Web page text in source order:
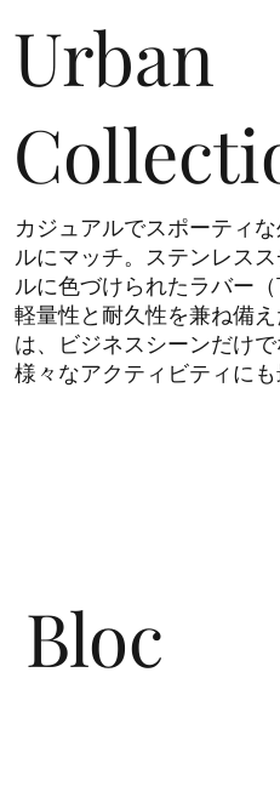
Urban
カジュアルでスポーティ
ルにマッチ。ステンレス
ルに色づけられたラバー（
軽量性と耐久性を兼ね備
は、ビジネスシーンだけ
様々なアクティビティにも
Bloc